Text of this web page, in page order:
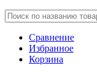
Сравнение
Избранное
Корзина